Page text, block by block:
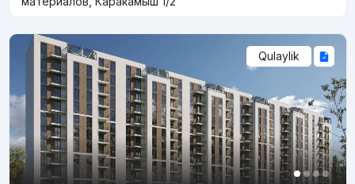
Qulaylik